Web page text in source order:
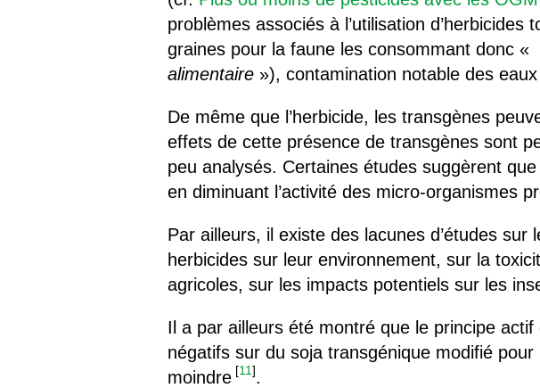
problèmes associés à l’utilisation
graines pour la faune les consommant donc «
alimentaire »), contamination notable des
De même que l’herbicide, les transgènes
effets de cette présence de transgènes sont
peu analysés. Certaines études suggèrent
en diminuant l’activité des micro-organismes
Par ailleurs, il existe des lacunes d’études
herbicides sur leur environnement, sur la
agricoles, sur les impacts potentiels sur les
Il a par ailleurs été montré que le principe
négatifs sur du soja transgénique modifié
moindre [11].